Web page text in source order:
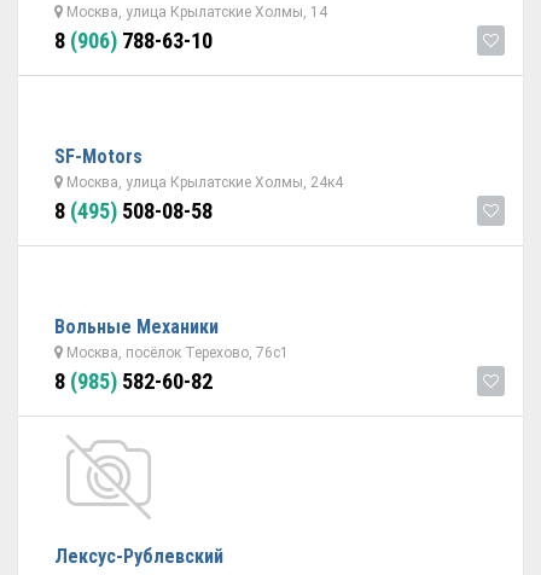
Москва, улица Крылатские Холмы, 14
8 (906) 788-63-10
SF-Motors
Москва, улица Крылатские Холмы, 24к4
8 (495) 508-08-58
Вольные Механики
Москва, посёлок Терехово, 76с1
8 (985) 582-60-82
Лексус-Рублевский